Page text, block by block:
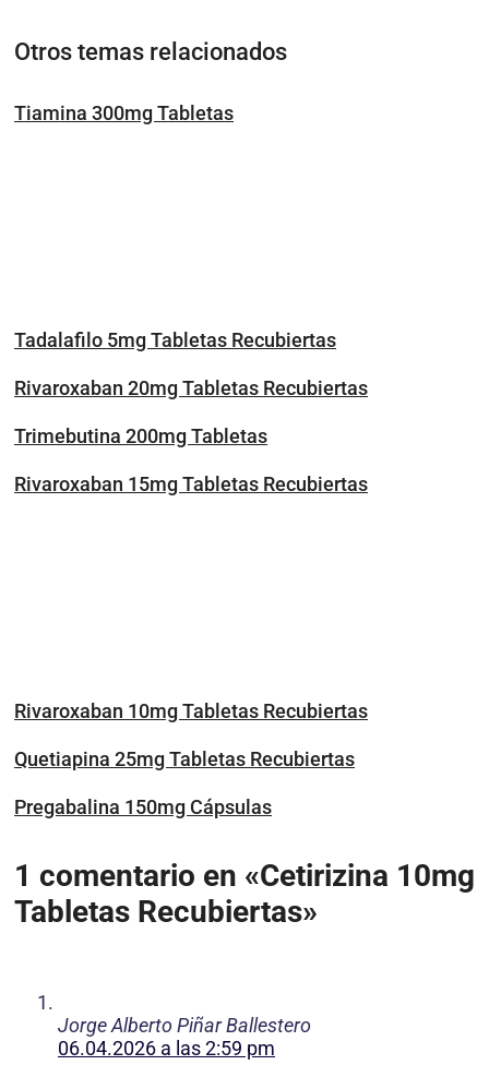
Otros temas relacionados
Tiamina 300mg Tabletas
Tadalafilo 5mg Tabletas Recubiertas
Rivaroxaban 20mg Tabletas Recubiertas
Trimebutina 200mg Tabletas
Rivaroxaban 15mg Tabletas Recubiertas
Rivaroxaban 10mg Tabletas Recubiertas
Quetiapina 25mg Tabletas Recubiertas
Pregabalina 150mg Cápsulas
1 comentario en «Cetirizina 10mg
Tabletas Recubiertas»
Jorge Alberto Piñar Ballestero
06.04.2026 a las 2:59 pm